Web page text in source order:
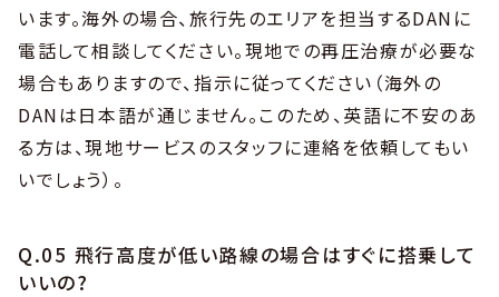
います。海外の場合、旅行先のエリアを担当するDANに
電話して相談してください。現地での再圧治療が必要な
場合もありますので、指示に従ってください（海外の
DANは日本語が通じません。このため、英語に不安のあ
る方は、現地サービスのスタッフに連絡を依頼してもい
いでしょう）。
Q.05 飛行高度が低い路線の場合はすぐに搭乗して
いいの?